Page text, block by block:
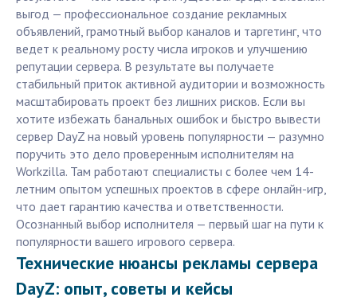
выгод — профессиональное создание рекламных
объявлений, грамотный выбор каналов и таргетинг, что
ведет к реальному росту числа игроков и улучшению
репутации сервера. В результате вы получаете
стабильный приток активной аудитории и возможность
масштабировать проект без лишних рисков. Если вы
хотите избежать банальных ошибок и быстро вывести
сервер DayZ на новый уровень популярности — разумно
поручить это дело проверенным исполнителям на
Workzilla. Там работают специалисты с более чем 14-
летним опытом успешных проектов в сфере онлайн-игр,
что дает гарантию качества и ответственности.
Осознанный выбор исполнителя — первый шаг на пути к
популярности вашего игрового сервера.
Технические нюансы рекламы сервера
DayZ: опыт, советы и кейсы